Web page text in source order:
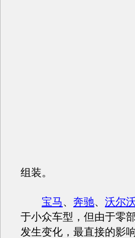
组装。
宝马、 奔驰、 沃尔
于小众车型，但由于零
发生变化，最直接的影